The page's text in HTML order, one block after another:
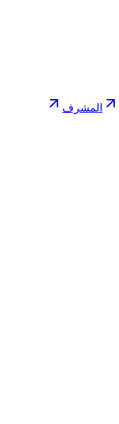
المشرف